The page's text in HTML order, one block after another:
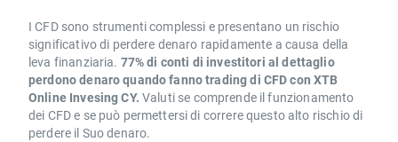
I CFD sono strumenti complessi e presentano un rischio
significativo di perdere denaro rapidamente a causa della
leva finanziaria. 77% di conti di investitori al dettaglio
perdono denaro quando fanno trading di CFD con XTB
Online Invesing CY. Valuti se comprende il funzionamento
dei CFD e se può permettersi di correre questo alto rischio di
perdere il Suo denaro.